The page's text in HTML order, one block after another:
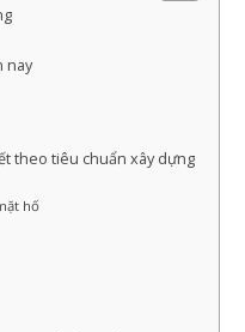
nay
theo tiêu chuẩn xây dựng
hố